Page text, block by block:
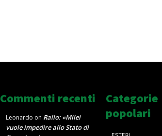
Commenti recenti
Leonardo on Rallo: «Milei
vuole impedire allo Stato di
Categorie
popolari